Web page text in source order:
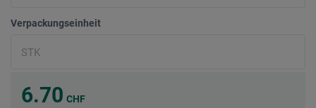
Verpackungseinheit
6.70 CHF